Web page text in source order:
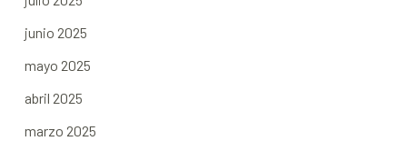
junio 2025
mayo 2025
abril 2025
marzo 2025